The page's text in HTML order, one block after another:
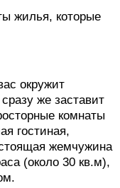
жилья, которые
окружит
же заставит
комнаты
гостиная,
жемчужина
(около 30 кв.м),